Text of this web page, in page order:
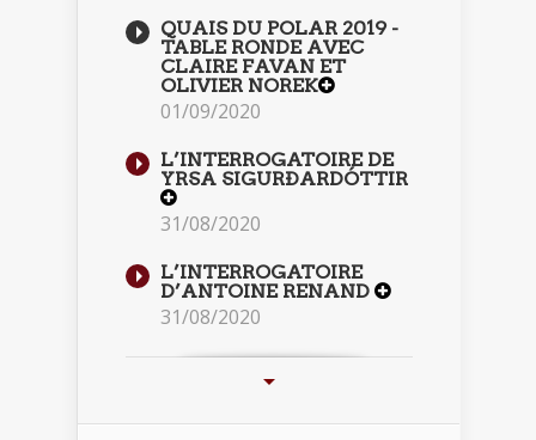
QUAIS DU POLAR 2019 -
TABLE RONDE AVEC
CLAIRE FAVAN ET
OLIVIER NOREK
01/09/2020
L’INTERROGATOIRE DE
YRSA SIGURÐARDÓTTIR
31/08/2020
L’INTERROGATOIRE
D’ANTOINE RENAND
31/08/2020